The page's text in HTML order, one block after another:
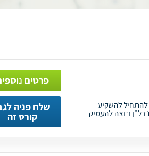
להתחיל להשקיע
ורוצה להעמיק
פרטים
שלח פניה
קורס זה